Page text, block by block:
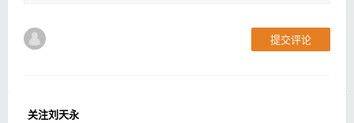
提交评论
关注刘天永